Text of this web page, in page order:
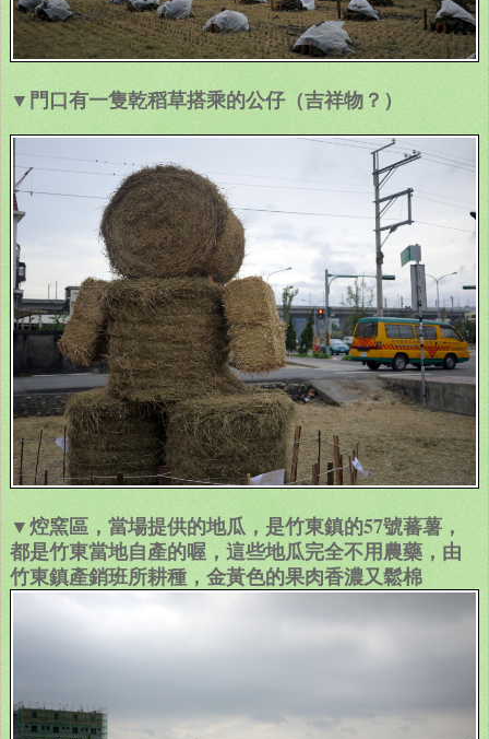
▼門口有一隻乾稻草搭乘的公仔（吉祥物？）
▼焢窯區，當場提供的地瓜，是竹東鎮的57號蕃薯，
都是竹東當地自產的喔，這些地瓜完全不用農藥，由
竹東鎮產銷班所耕種，金黃色的果肉香濃又鬆棉